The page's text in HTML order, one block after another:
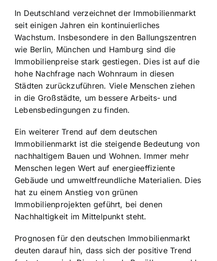
In Deutschland verzeichnet der Immobilienmarkt
seit einigen Jahren ein kontinuierliches
Wachstum. Insbesondere in den Ballungszentren
wie Berlin, München und Hamburg sind die
Immobilienpreise stark gestiegen. Dies ist auf die
hohe Nachfrage nach Wohnraum in diesen
Städten zurückzuführen. Viele Menschen ziehen
in die Großstädte, um bessere Arbeits- und
Lebensbedingungen zu finden.
Ein weiterer Trend auf dem deutschen
Immobilienmarkt ist die steigende Bedeutung von
nachhaltigem Bauen und Wohnen. Immer mehr
Menschen legen Wert auf energieeffiziente
Gebäude und umweltfreundliche Materialien. Dies
hat zu einem Anstieg von grünen
Immobilienprojekten geführt, bei denen
Nachhaltigkeit im Mittelpunkt steht.
Prognosen für den deutschen Immobilienmarkt
deuten darauf hin, dass sich der positive Trend